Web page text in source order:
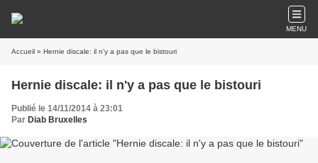
MENU
Accueil » Hernie discale: il n'y a pas que le bistouri
Hernie discale: il n'y a pas que le bistouri
Publié le 14/11/2014 à 23:01
Par Diab Bruxelles